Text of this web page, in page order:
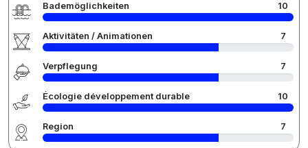
Bademöglichkeiten 10
Aktivitäten / Animationen 7
Verpflegung 7
Écologie développement durable 10
Region 7